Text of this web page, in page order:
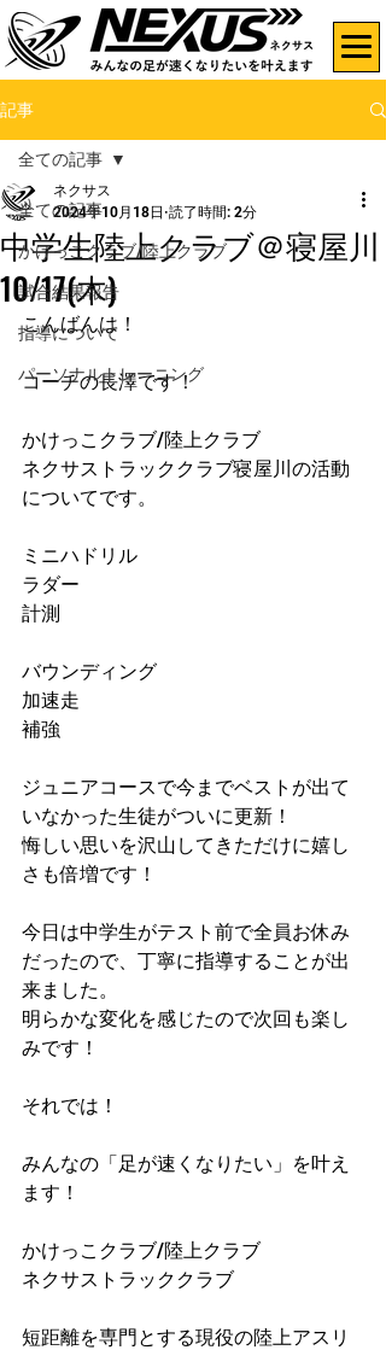
記事
全ての記事
かけっこクラブ/陸上クラブ
試合結果報告
指導について
パーソナルトレーニング
全ての記事
中学生陸上クラブ＠寝屋川
10/17(木)
ネクサス
2024年10月18日 読了時間: 2分
こんばんは！
コーチの長澤です！
かけっこクラブ/陸上クラブ
ネクサストラッククラブ寝屋川の活動
についてです。
ミニハドリル
ラダー
計測
バウンディング
加速走
補強
ジュニアコースで今までベストが出て
いなかった生徒がついに更新！
悔しい思いを沢山してきただけに嬉し
さも倍増です！
今日は中学生がテスト前で全員お休み
だったので、丁寧に指導することが出
来ました。
明らかな変化を感じたので次回も楽し
みです！
それでは！
みんなの「足が速くなりたい」を叶え
ます！
かけっこクラブ/陸上クラブ
ネクサストラッククラブ
短距離を専門とする現役の陸上アスリ